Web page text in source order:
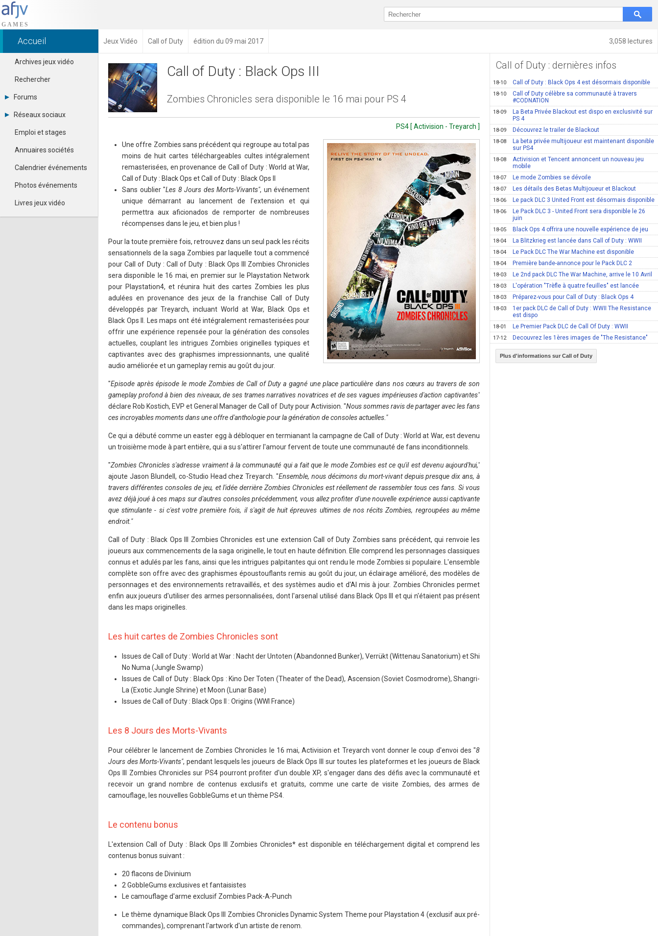
3,058 lectures
Accueil Jeux Vidéo Call of Duty édition du 09 mai 2017
Archives jeux vidéo
Rechercher
Forums
Tous les forums
Se connecter
Contacter un modérateur
Réseaux sociaux
Dailymotion
Facebook
Google+
Pinterest
Youtube
Emploi et stages
Annuaires sociétés
Calendrier événements
Photos événements
Livres jeux vidéo
Call of Duty : Black Ops III
Zombies Chronicles sera disponible le 16 mai pour PS 4
PS4 [ Activision - Treyarch ]
Une offre Zombies sans précédent qui regroupe au total pas
moins de huit cartes téléchargeables cultes intégralement
remasterisées, en provenance de Call of Duty : World at War,
Call of Duty : Black Ops et Call of Duty : Black Ops II
Sans oublier "Les 8 Jours des Morts-Vivants", un événement
unique démarrant au lancement de l'extension et qui
permettra aux aficionados de remporter de nombreuses
récompenses dans le jeu, et bien plus !
Pour la toute première fois, retrouvez dans un seul pack les récits
sensationnels de la saga Zombies par laquelle tout a commencé
pour Call of Duty : Call of Duty : Black Ops III Zombies Chronicles
sera disponible le 16 mai, en premier sur le Playstation Network
pour Playstation4, et réunira huit des cartes Zombies les plus
adulées en provenance des jeux de la franchise Call of Duty
développés par Treyarch, incluant World at War, Black Ops et
Black Ops II. Les maps ont été intégralement remasterisées pour
offrir une expérience repensée pour la génération des consoles
actuelles, couplant les intrigues Zombies originelles typiques et
captivantes avec des graphismes impressionnants, une qualité
audio améliorée et un gameplay remis au goût du jour.
"Episode après épisode le mode Zombies de Call of Duty a gagné une place particulière dans nos cœurs au travers de son
gameplay profond à bien des niveaux, de ses trames narratives novatrices et de ses vagues impérieuses d'action captivantes"
déclare Rob Kostich, EVP et General Manager de Call of Duty pour Activision. "Nous sommes ravis de partager avec les fans
ces incroyables moments dans une offre d'anthologie pour la génération de consoles actuelles."
Ce qui a débuté comme un easter egg à débloquer en termianant la campagne de Call of Duty : World at War, est devenu
un troisième mode à part entière, qui a su s'attirer l'amour fervent de toute une communauté de fans inconditionnels.
"Zombies Chronicles s'adresse vraiment à la communauté qui a fait que le mode Zombies est ce qu'il est devenu aujourd'hui,"
ajoute Jason Blundell, co-Studio Head chez Treyarch. "Ensemble, nous décimons du mort-vivant depuis presque dix ans, à
travers différentes consoles de jeu, et l'idée derrière Zombies Chronicles est réellement de rassembler tous ces fans. Si vous
avez déjà joué à ces maps sur d'autres consoles précédemment, vous allez profiter d'une nouvelle expérience aussi captivante
que stimulante - si c'est votre première fois, il s'agit de huit épreuves ultimes de nos récits Zombies, regroupées au même
endroit."
Call of Duty : Black Ops III Zombies Chronicles est une extension Call of Duty Zombies sans précédent, qui renvoie les
joueurs aux commencements de la saga originelle, le tout en haute définition. Elle comprend les personnages classiques
connus et adulés par les fans, ainsi que les intrigues palpitantes qui ont rendu le mode Zombies si populaire. L'ensemble
complète son offre avec des graphismes époustouflants remis au goût du jour, un éclairage amélioré, des modèles de
personnages et des environnements retravaillés, et des systèmes audio et d'AI mis à jour. Zombies Chronicles permet
enfin aux joueurs d'utiliser des armes personnalisées, dont l'arsenal utilisé dans Black Ops III et qui n'étaient pas présent
dans les maps originelles.
Les huit cartes de Zombies Chronicles sont
Issues de Call of Duty : World at War : Nacht der Untoten (Abandonned Bunker), Verrükt (Wittenau Sanatorium) et Shi
No Numa (Jungle Swamp)
Issues de Call of Duty : Black Ops : Kino Der Toten (Theater of the Dead), Ascension (Soviet Cosmodrome), Shangri-
La (Exotic Jungle Shrine) et Moon (Lunar Base)
Issues de Call of Duty : Black Ops II : Origins (WWI France)
Les 8 Jours des Morts-Vivants
Pour célébrer le lancement de Zombies Chronicles le 16 mai, Activision et Treyarch vont donner le coup d'envoi des "8
Jours des Morts-Vivants", pendant lesquels les joueurs de Black Ops III sur toutes les plateformes et les joueurs de Black
Ops III Zombies Chronicles sur PS4 pourront profiter d'un double XP, s'engager dans des défis avec la communauté et
recevoir un grand nombre de contenus exclusifs et gratuits, comme une carte de visite Zombies, des armes de
camouflage, les nouvelles GobbleGums et un thème PS4.
Le contenu bonus
L'extension Call of Duty : Black Ops III Zombies Chronicles* est disponible en téléchargement digital et comprend les
contenus bonus suivant :
20 flacons de Divinium
2 GobbleGums exclusives et fantaisistes
Le camouflage d'arme exclusif Zombies Pack-A-Punch
Le thème dynamique Black Ops III Zombies Chronicles Dynamic System Theme pour Playstation 4 (exclusif aux pré-
commandes), comprenant l'artwork d'un artiste de renom.
Call of Duty : dernières infos
18-10 Call of Duty : Black Ops 4 est désormais disponible
18-10
Call of Duty célèbre sa communauté à travers
#CODNATION
18-09
La Beta Privée Blackout est dispo en exclusivité sur
PS 4
18-09 Découvrez le trailer de Blackout
18-08
La beta privée multijoueur est maintenant disponible
sur PS4
18-08
Activision et Tencent annoncent un nouveau jeu
mobile
18-07 Le mode Zombies se dévoile
18-07 Les détails des Betas Multijoueur et Blackout
18-06 Le pack DLC 3 United Front est désormais disponible
18-06
Le Pack DLC 3 - United Front sera disponible le 26
juin
18-05 Black Ops 4 offrira une nouvelle expérience de jeu
18-04 La Blitzkrieg est lancée dans Call of Duty : WWII
18-04 Le Pack DLC The War Machine est disponible
18-04 Première bande-annonce pour le Pack DLC 2
18-03 Le 2nd pack DLC The War Machine, arrive le 10 Avril
18-03 L'opération "Trèfle à quatre feuilles" est lancée
18-03 Préparez-vous pour Call of Duty : Black Ops 4
18-03
1er pack DLC de Call of Duty : WWII The Resistance
est dispo
18-01 Le Premier Pack DLC de Call Of Duty : WWII
17-12 Decouvrez les 1ères images de "The Resistance"
Plus d'informations sur Call of Duty